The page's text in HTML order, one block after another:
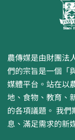
農傳媒是由財團
們的宗旨是一個
媒體平台。站在
地、食物、教育
的各項議題。 我
息、滿足需求的新